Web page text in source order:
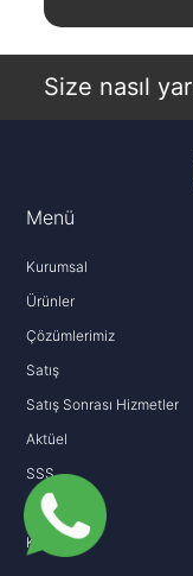
Size nasıl
Menü
Kurumsal
Ürünler
Çözümlerimiz
Satış
Satış Sonrası Hizmetler
Aktüel
SSS
İletişim
KVKK